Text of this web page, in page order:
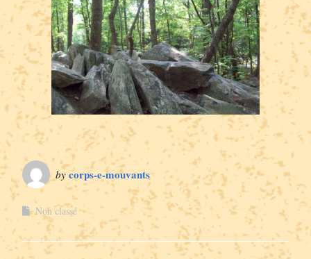
by corps-e-mouvants
Non classé